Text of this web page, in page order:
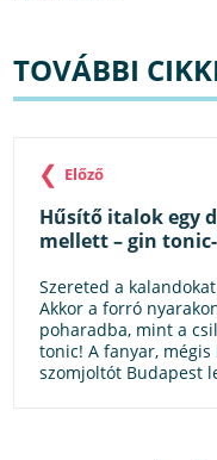
TOVÁBBI
Hűsítő italok egy
mellett – gin
Szereted a
Akkor a forró
poharadba, mint a
tonic! A fanyar,
szomjoltót Budapest
❮ Előző